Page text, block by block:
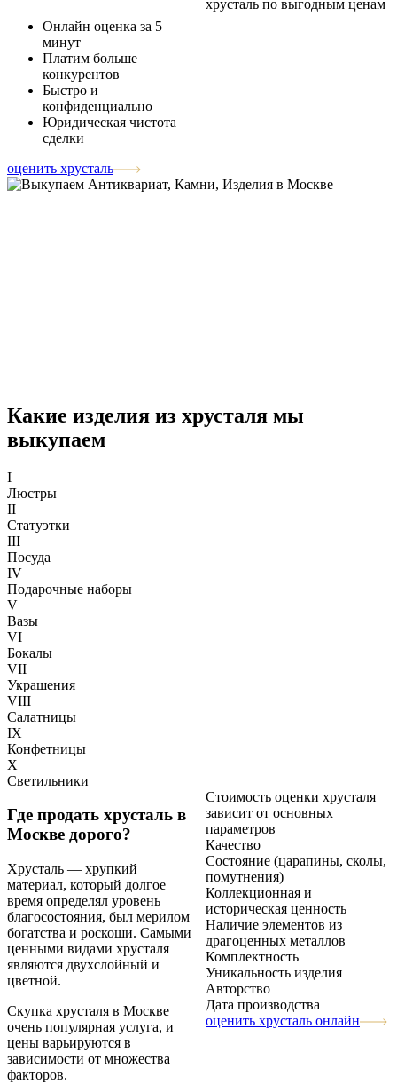
Онлайн оценка за 5
минут
Платим больше
конкурентов
Быстро и
конфиденциально
Юридическая чистота
сделки
оценить хрусталь
Какие изделия из хрусталя мы
выкупаем
I
Люстры
II
Статуэтки
III
Посуда
IV
Подарочные наборы
V
Вазы
VI
Бокалы
VII
Украшения
VIII
Салатницы
IX
Конфетницы
X
Светильники
Где продать хрусталь в
Москве дорого?
Хрусталь — хрупкий
материал, который долгое
время определял уровень
благосостояния, был мерилом
богатства и роскоши. Самыми
ценными видами хрусталя
являются двухслойный и
цветной.
Скупка хрусталя в Москве
очень популярная услуга, и
цены варьируются в
зависимости от множества
факторов.
Стоимость оценки хрусталя
зависит от основных
параметров
Качество
Состояние (царапины, сколы,
помутнения)
Коллекционная и
историческая ценность
Наличие элементов из
драгоценных металлов
Комплектность
Уникальность изделия
Авторство
Дата производства
оценить хрусталь онлайн